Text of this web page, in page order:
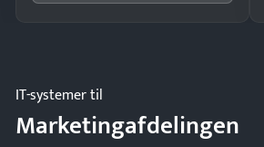
IT-systemer til
Marketingafdelingen